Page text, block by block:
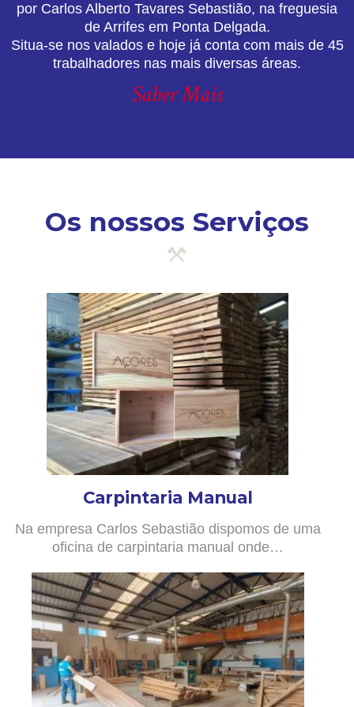
por Carlos Alberto Tavares Sebastião, na freguesia
de Arrifes em Ponta Delgada.
Situa-se nos valados e hoje já conta com mais de 45
trabalhadores nas mais diversas áreas.
Saber Mais
Os nossos Serviços
Carpintaria Manual
Na empresa Carlos Sebastião dispomos de uma
oficina de carpintaria manual onde…